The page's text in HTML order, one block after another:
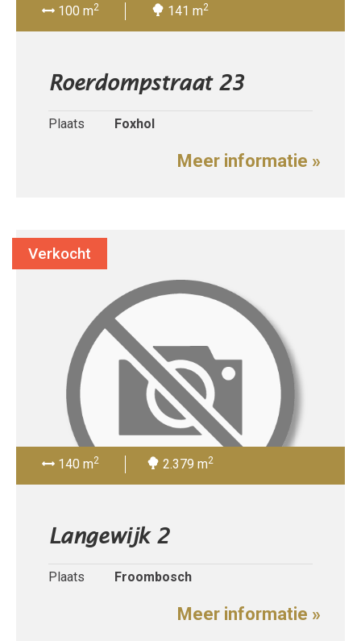
100 m2 141 m2
Roerdompstraat 23
Plaats Foxhol
Meer informatie »
140 m2 2.379 m2
Langewijk 2
Plaats Froombosch
Meer informatie »
Verkocht